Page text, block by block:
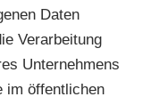
Daten
Verarbeitung
Unternehmens
im öffentlichen